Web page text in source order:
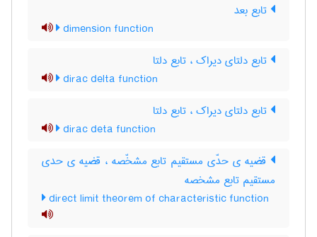
تابع بعد
dimension function
تابع دلتای دیراک ، تابع دلتا
dirac delta function
تابع دلتای دیراک ، تابع دلتا
dirac deta function
قضیه ی حدّی مستقیم تابع مشخّصه ، قضیه ی حدی
مستقیم تابع مشخصه
direct limit theorem of characteristic function